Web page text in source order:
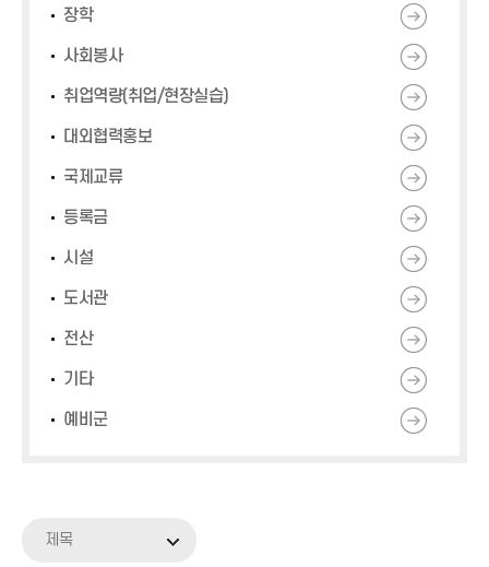
장학
사회봉사
취업역량(취업/현장실습)
대외협력홍보
국제교류
등록금
시설
도서관
전산
기타
예비군
제목